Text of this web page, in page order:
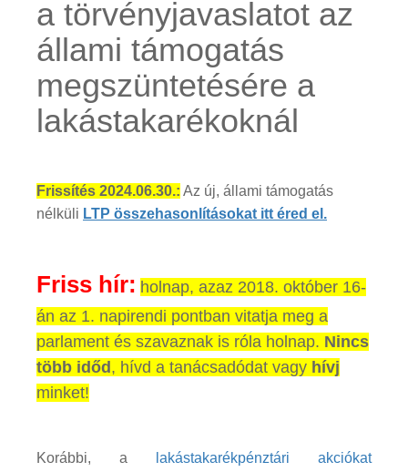
a törvényjavaslatot az
állami támogatás
megszüntetésére a
lakástakarékoknál
Frissítés 2024.06.30.: Az új, állami támogatás
nélküli LTP összehasonlításokat itt éred el.
Friss hír: holnap, azaz 2018. október 16-
án az 1. napirendi pontban vitatja meg a
parlament és szavaznak is róla holnap. Nincs
több időd , hívd a tanácsadódat vagy hívj
minket!
Korábbi, a
lakástakarékpénztári akciókat